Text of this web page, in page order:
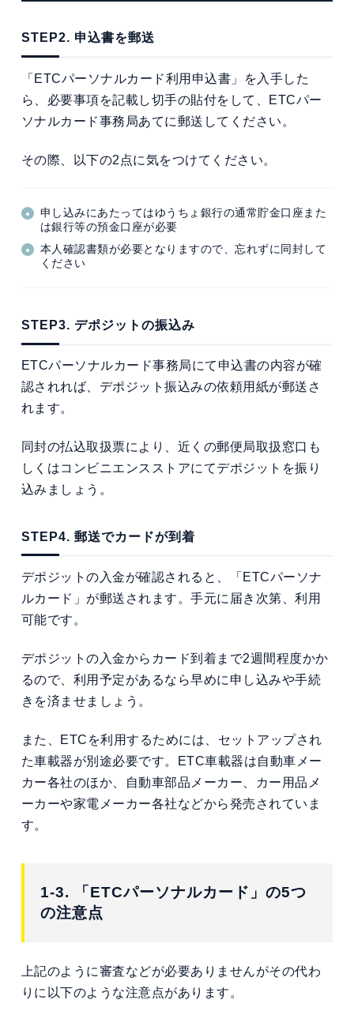
STEP2. 申込書を郵送
「ETCパーソナルカード利用申込書」を入手した
ら、必要事項を記載し切手の貼付をして、ETCパー
ソナルカード事務局あてに郵送してください。
その際、以下の2点に気をつけてください。
申し込みにあたってはゆうちょ銀行の通常貯金口座また
は銀行等の預金口座が必要
本人確認書類が必要となりますので、忘れずに同封して
ください
STEP3. デポジットの振込み
ETCパーソナルカード事務局にて申込書の内容が確
認されれば、デポジット振込みの依頼用紙が郵送さ
れます。
同封の払込取扱票により、近くの郵便局取扱窓口も
しくはコンビニエンスストアにてデポジットを振り
込みましょう。
STEP4. 郵送でカードが到着
デポジットの入金が確認されると、「ETCパーソナ
ルカード」が郵送されます。手元に届き次第、利用
可能です。
デポジットの入金からカード到着まで2週間程度かか
るので、利用予定があるなら早めに申し込みや手続
きを済ませましょう。
また、ETCを利用するためには、セットアップされ
た車載器が別途必要です。ETC車載器は自動車メー
カー各社のほか、自動車部品メーカー、カー用品メ
ーカーや家電メーカー各社などから発売されていま
す。
1-3. 「ETCパーソナルカード」の5つ
の注意点
上記のように審査などが必要ありませんがその代わ
りに以下のような注意点があります。